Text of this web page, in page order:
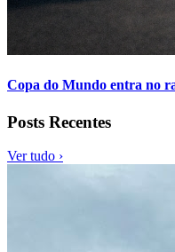
Copa do Mundo entra no
Posts Recentes
Ver tudo ›